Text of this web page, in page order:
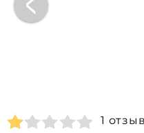
1 отзыв